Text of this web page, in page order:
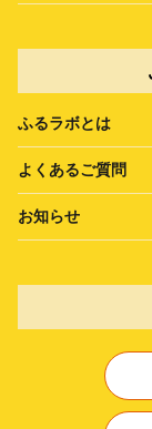
ふるラボとは
よくあるご質問
お知らせ